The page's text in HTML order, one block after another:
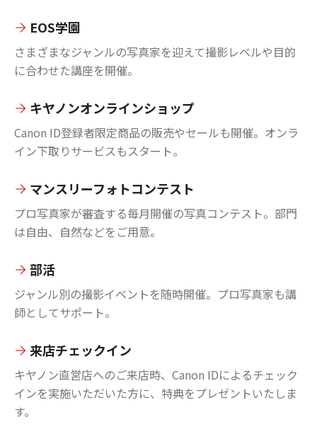
EOS学園
さまざまなジャンルの写真家を迎えて撮影レベルや目的
に合わせた講座を開催。
キヤノンオンラインショップ
Canon ID登録者限定商品の販売やセールも開催。オンラ
イン下取りサービスもスタート。
マンスリーフォトコンテスト
プロ写真家が審査する毎月開催の写真コンテスト。部門
は自由、自然などをご用意。
部活
ジャンル別の撮影イベントを随時開催。プロ写真家も講
師としてサポート。
来店チェックイン
キヤノン直営店へのご来店時、Canon IDによるチェック
インを実施いただいた方に、特典をプレゼントいたしま
す。